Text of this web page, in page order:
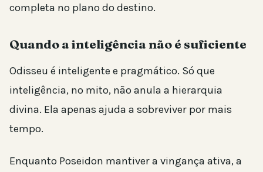
completa no plano do destino.
Quando a inteligência não é suficiente
Odisseu é inteligente e pragmático. Só que
inteligência, no mito, não anula a hierarquia
divina. Ela apenas ajuda a sobreviver por mais
tempo.
Enquanto Poseidon mantiver a vingança ativa, a